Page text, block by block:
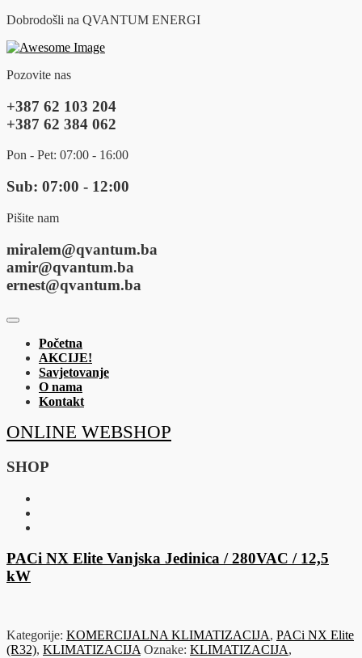
Dobrodošli na QVANTUM ENERGI
Pozovite nas
+387 62 103 204
+387 62 384 062
Pon - Pet: 07:00 - 16:00
Sub: 07:00 - 12:00
Pišite nam
miralem@qvantum.ba
amir@qvantum.ba
ernest@qvantum.ba
Početna
AKCIJE!
Savjetovanje
O nama
Kontakt
ONLINE WEBSHOP
SHOP
PACi NX Elite Vanjska Jedinica / 280VAC / 12,5
kW
Kategorije: KOMERCIJALNA KLIMATIZACIJA, PACi NX Elite
(R32), KLIMATIZACIJA Oznake: KLIMATIZACIJA,